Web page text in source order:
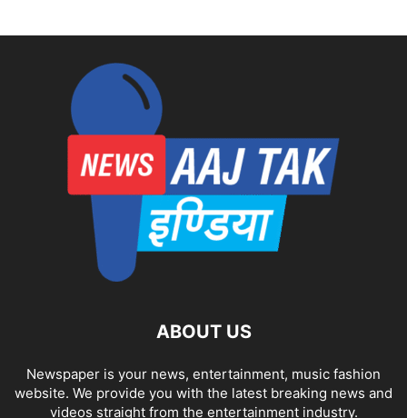
ABOUT US
Newspaper is your news, entertainment, music fashion
website. We provide you with the latest breaking news and
videos straight from the entertainment industry.